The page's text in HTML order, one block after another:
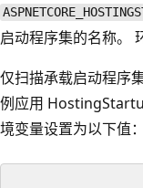
启动程序集的名称。
仅扫描承载启动程序
例应用
境变量设置为以下值：